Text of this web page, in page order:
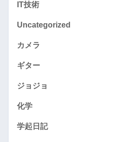
IT技術
Uncategorized
カメラ
ギター
ジョジョ
化学
学起日記